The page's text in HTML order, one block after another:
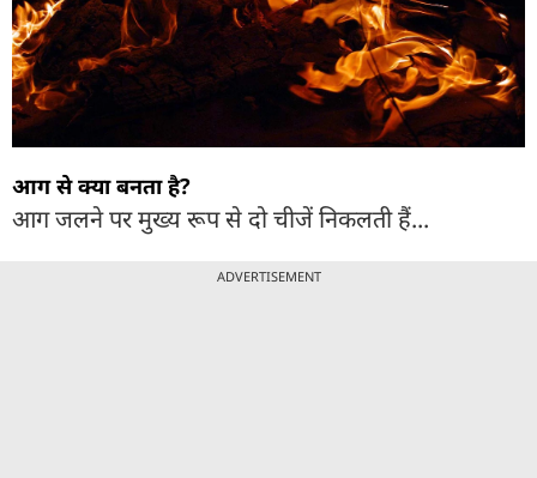
आग से क्या बनता है?
आग जलने पर मुख्य रूप से दो चीजें निकलती हैं...
ADVERTISEMENT